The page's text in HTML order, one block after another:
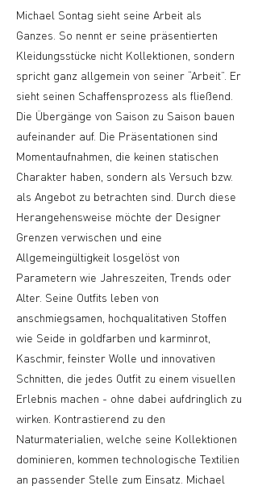
Michael Sontag sieht seine Arbeit als
Ganzes. So nennt er seine präsentierten
Kleidungsstücke nicht Kollektionen, sondern
spricht ganz allgemein von seiner “Arbeit”. Er
sieht seinen Schaffensprozess als fließend.
Die Übergänge von Saison zu Saison bauen
aufeinander auf. Die Präsentationen sind
Momentaufnahmen, die keinen statischen
Charakter haben, sondern als Versuch bzw.
als Angebot zu betrachten sind. Durch diese
Herangehensweise möchte der Designer
Grenzen verwischen und eine
Allgemeingültigkeit losgelöst von
Parametern wie Jahreszeiten, Trends oder
Alter. Seine Outfits leben von
anschmiegsamen, hochqualitativen Stoffen
wie Seide in goldfarben und karminrot,
Kaschmir, feinster Wolle und innovativen
Schnitten, die jedes Outfit zu einem visuellen
Erlebnis machen - ohne dabei aufdringlich zu
wirken. Kontrastierend zu den
Naturmaterialien, welche seine Kollektionen
dominieren, kommen technologische Textilien
an passender Stelle zum Einsatz. Michael